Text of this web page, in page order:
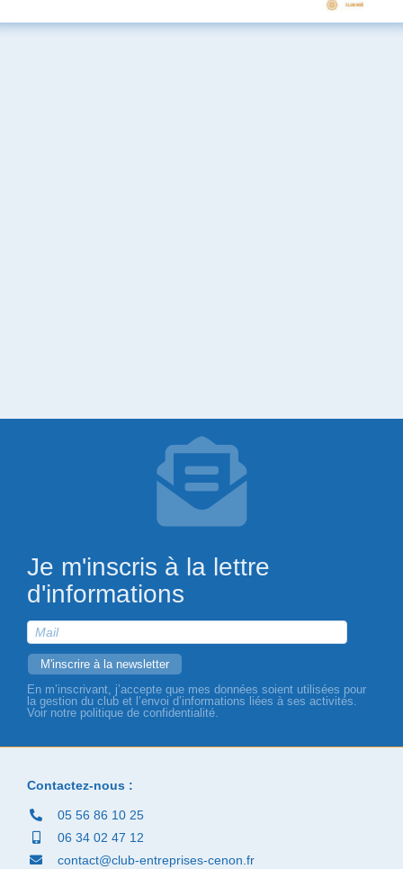
Je m'inscris à la lettre
d'informations
En m’inscrivant, j’accepte que mes données soient utilisées pour
la gestion du club et l’envoi d’informations liées à ses activités.
Voir notre politique de confidentialité.
Contactez-nous :
05 56 86 10 25
06 34 02 47 12
contact@club-entreprises-cenon.fr